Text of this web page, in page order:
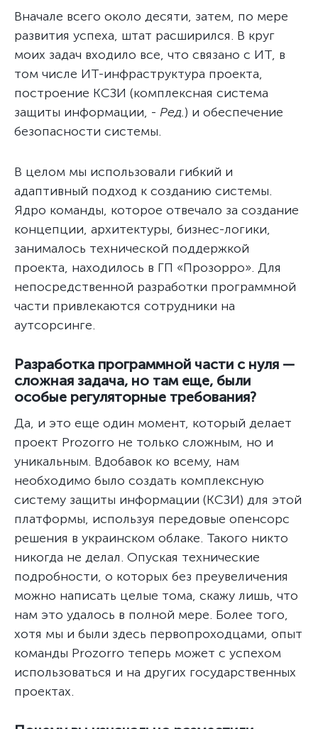
Вначале всего около десяти, затем, по мере
развития успеха, штат расширился. В круг
моих задач входило все, что связано с ИТ, в
том числе ИТ-инфраструктура проекта,
построение КСЗИ (комплексная система
защиты информации, - Ред.) и обеспечение
безопасности системы.
В целом мы использовали гибкий и
адаптивный подход к созданию системы.
Ядро команды, которое отвечало за создание
концепции, архитектуры, бизнес-логики,
занималось технической поддержкой
проекта, находилось в ГП «Прозорро». Для
непосредственной разработки программной
части привлекаются сотрудники на
аутсорсинге.
Разработка программной части с нуля —
сложная задача, но там еще, были
особые регуляторные требования?
Да, и это еще один момент, который делает
проект Prozorro не только сложным, но и
уникальным. Вдобавок ко всему, нам
необходимо было создать комплексную
систему защиты информации (КСЗИ) для этой
платформы, используя передовые опенсорс
решения в украинском облаке. Такого никто
никогда не делал. Опуская технические
подробности, о которых без преувеличения
можно написать целые тома, скажу лишь, что
нам это удалось в полной мере. Более того,
хотя мы и были здесь первопроходцами, опыт
команды Prozorro теперь может с успехом
использоваться и на других государственных
проектах.